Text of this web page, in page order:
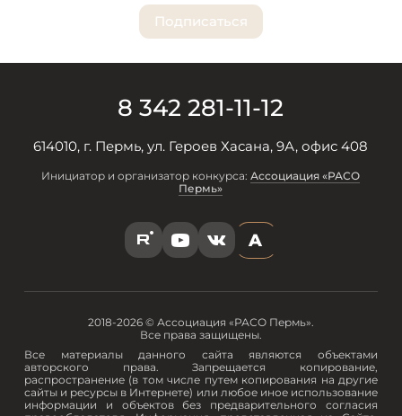
8 342 281-11-12
614010, г. Пермь, ул. Героев Хасана, 9А, офис 408
Инициатор и организатор конкурса:Ассоциация «РАСО
Пермь»
R Y V A
2018-2026 © Ассоциация «РАСО Пермь».
Все права защищены.
Все материалы данного сайта являются объектами
авторского права. Запрещается копирование,
распространение (в том числе путем копирования на другие
сайты и ресурсы в Интернете) или любое иное использование
информации и объектов без предварительного согласия